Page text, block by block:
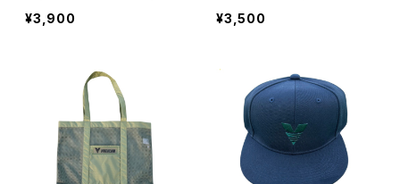
¥3,900
¥3,500